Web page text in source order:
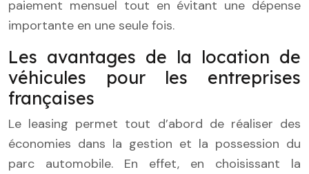
paiement mensuel tout en évitant une dépense
importante en une seule fois.
Les avantages de la location de
véhicules pour les entreprises
françaises
Le leasing permet tout d’abord de réaliser des
économies dans la gestion et la possession du
parc automobile. En effet, en choisissant la